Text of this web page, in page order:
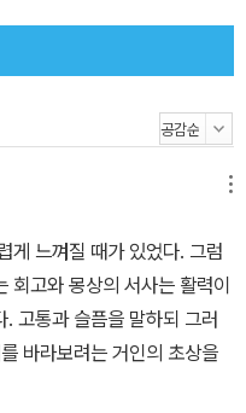
게 느껴질 때가 있었다. 그럼
회고와 몽상의 서사는 활력이
고통과 슬픔을 말하되 그러
바라보려는 거인의 초상을